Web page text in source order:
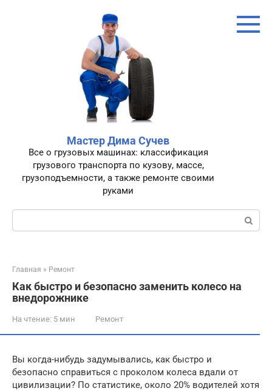
Мастер Дима Сучев
Все о грузовых машинах: классификация
грузового транспорта по кузову, массе,
грузоподъемности, а также ремонте своими
руками
Поиск:
Главная » Ремонт
Как быстро и безопасно заменить колесо на
внедорожнике
На чтение: 5 мин Ремонт
Вы когда-нибудь задумывались, как быстро и
безопасно справиться с проколом колеса вдали от
цивилизации? По статистике, около 20% водителей хотя